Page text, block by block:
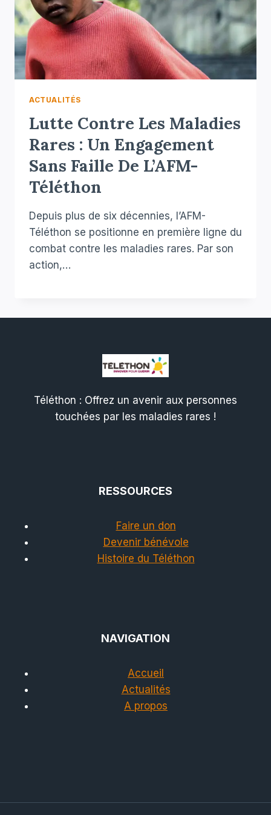
ACTUALITÉS
Lutte Contre Les Maladies
Rares : Un Engagement
Sans Faille De L’AFM-
Téléthon
Depuis plus de six décennies, l’AFM-
Téléthon se positionne en première ligne du
combat contre les maladies rares. Par son
action,…
Téléthon : Offrez un avenir aux personnes
touchées par les maladies rares !
RESSOURCES
Faire un don
Devenir bénévole
Histoire du Téléthon
NAVIGATION
Accueil
Actualités
A propos